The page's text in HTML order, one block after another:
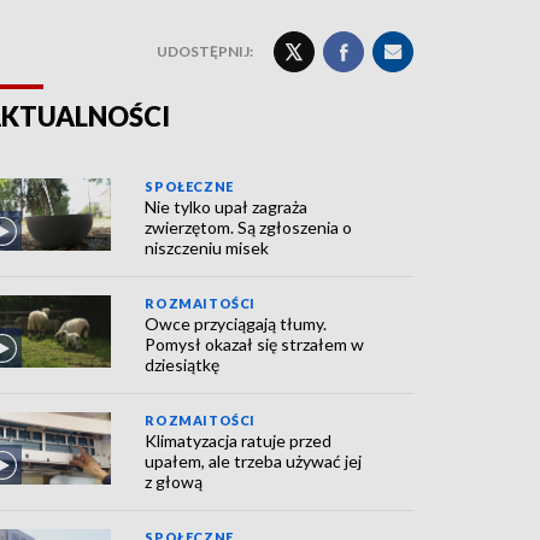
UDOSTĘPNIJ:
SPOŁECZNE
Nie tylko upał zagraża
zwierzętom. Są zgłoszenia o
niszczeniu misek
ROZMAITOŚCI
Owce przyciągają tłumy.
Pomysł okazał się strzałem w
dziesiątkę
ROZMAITOŚCI
Klimatyzacja ratuje przed
upałem, ale trzeba używać jej
z głową